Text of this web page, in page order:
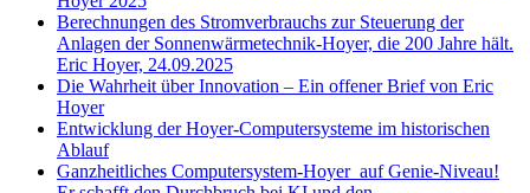
Berechnungen des Stromverbrauchs zur Steuerung der
Anlagen der Sonnenwärmetechnik-Hoyer, die 200 Jahre hält.
Eric Hoyer, 24.09.2025
Die Wahrheit über Innovation – Ein offener Brief von Eric
Hoyer
Entwicklung der Hoyer-Computersysteme im historischen
Ablauf
Ganzheitliches Computersystem-Hoyer auf Genie-Niveau!